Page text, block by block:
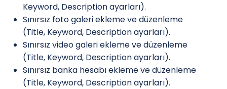
Keyword, Description ayarları).
Sınırsız foto galeri ekleme ve düzenleme
(Title, Keyword, Description ayarları).
Sınırsız video galeri ekleme ve düzenleme
(Title, Keyword, Description ayarları).
Sınırsız banka hesabı ekleme ve düzenleme
(Title, Keyword, Description ayarları).